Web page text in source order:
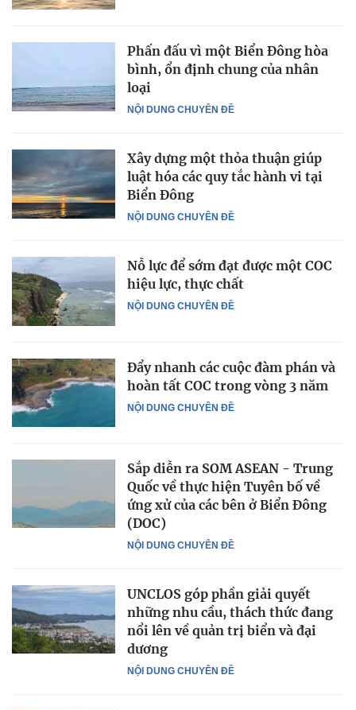
NỘI DUNG CHUYÊN ĐỀ
Phấn đấu vì một Biển Đông hòa
bình, ổn định chung của nhân
loại
NỘI DUNG CHUYÊN ĐỀ
Xây dựng một thỏa thuận giúp
luật hóa các quy tắc hành vi tại
Biển Đông
NỘI DUNG CHUYÊN ĐỀ
Nỗ lực để sớm đạt được một COC
hiệu lực, thực chất
NỘI DUNG CHUYÊN ĐỀ
Đẩy nhanh các cuộc đàm phán và
hoàn tất COC trong vòng 3 năm
NỘI DUNG CHUYÊN ĐỀ
Sắp diễn ra SOM ASEAN - Trung
Quốc về thực hiện Tuyên bố về
ứng xử của các bên ở Biển Đông
(DOC)
NỘI DUNG CHUYÊN ĐỀ
UNCLOS góp phần giải quyết
những nhu cầu, thách thức đang
nổi lên về quản trị biển và đại
dương